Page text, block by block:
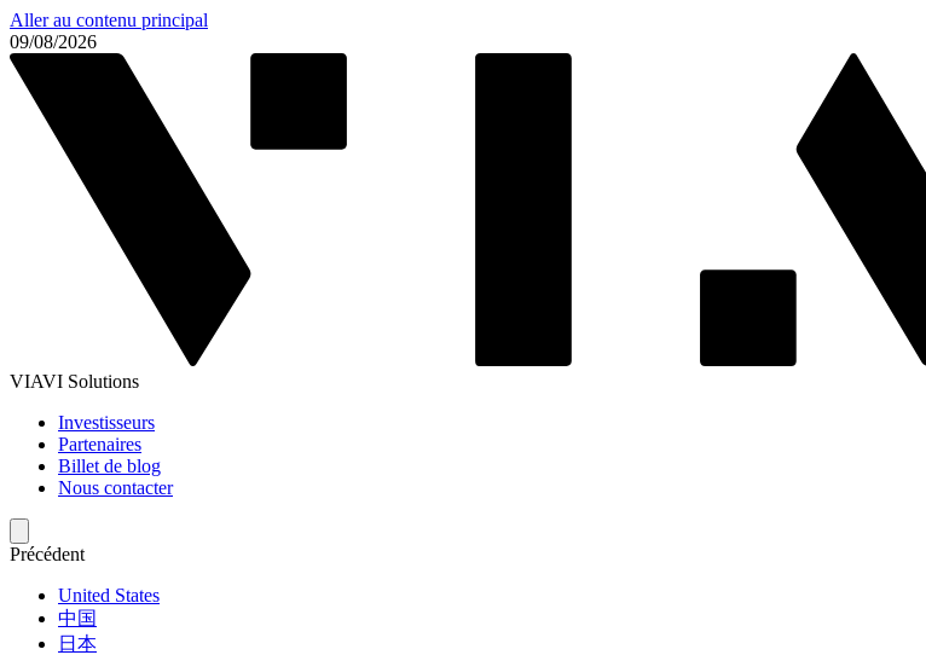
Aller au contenu principal
09/08/2026
VIAVI Solutions
Investisseurs
Partenaires
Billet de blog
Nous contacter
Précédent
United States
中国
日本